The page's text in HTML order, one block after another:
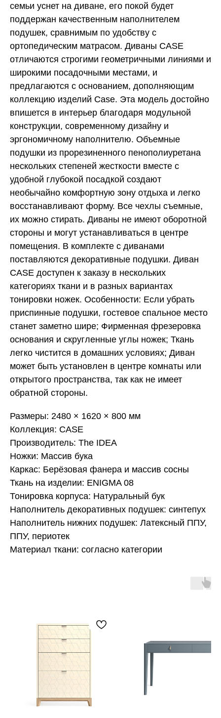
семьи уснет на диване, его покой будет
поддержан качественным наполнителем
подушек, сравнимым по удобству с
ортопедическим матрасом. Диваны CASE
отличаются строгими геометричными линиями и
широкими посадочными местами, и
предлагаются с основанием, дополняющим
коллекцию изделий Case. Эта модель достойно
впишется в интерьер благодаря модульной
конструкции, современному дизайну и
эргономичному наполнителю. Объемные
подушки из прорезиненного пенополиуретана
нескольких степеней жесткости вместе с
удобной глубокой посадкой создают
необычайно комфортную зону отдыха и легко
восстанавливают форму. Все чехлы съемные,
их можно стирать. Диваны не имеют оборотной
стороны и могут устанавливаться в центре
помещения. В комплекте с диванами
поставляются декоративные подушки. Диван
CASE доступен к заказу в нескольких
категориях ткани и в разных вариантах
тонировки ножек. Особенности: Если убрать
приспинные подушки, гостевое спальное место
станет заметно шире; Фирменная фрезеровка
основания и скругленные углы ножек; Ткань
легко чистится в домашних условиях; Диван
может быть установлен в центре комнаты или
открытого пространства, так как не имеет
обратной стороны.
Размеры: 2480 × 1620 × 800 мм
Коллекция: CASE
Производитель: The IDEA
Ножки: Массив бука
Каркас: Берёзовая фанера и массив сосны
Ткань на изделии: ENIGMA 08
Тонировка корпуса: Натуральный бук
Наполнитель декоративных подушек: синтепух
Наполнитель нижних подушек: Латексный ППУ,
ППУ, периотек
Материал ткани: согласно категории